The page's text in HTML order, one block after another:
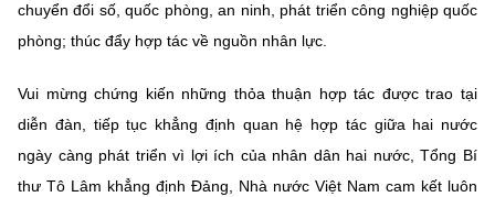
chuyển đổi số, quốc phòng, an ninh, phát triển công nghiệp quốc
phòng; thúc đẩy hợp tác về nguồn nhân lực.
Vui mừng chứng kiến những thỏa thuận hợp tác được trao tại
diễn đàn, tiếp tục khẳng định quan hệ hợp tác giữa hai nước
ngày càng phát triển vì lợi ích của nhân dân hai nước, Tổng Bí
thư Tô Lâm khẳng định Đảng, Nhà nước Việt Nam cam kết luôn